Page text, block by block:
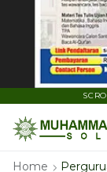
Home